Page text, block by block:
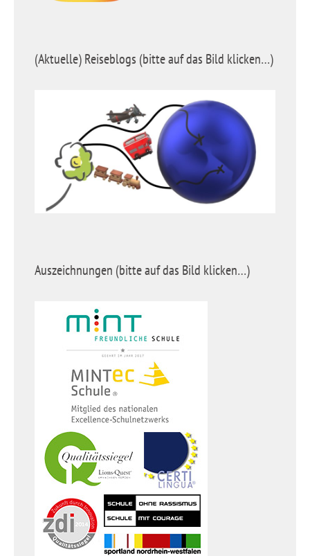
(Aktuelle) Reiseblogs (bitte auf das Bild klicken…)
Auszeichnungen (bitte auf das Bild klicken…)